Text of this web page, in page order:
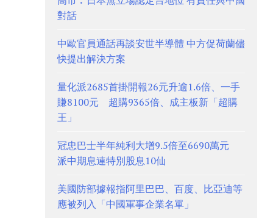
對話
中歐官員通話再談安世半導體 中方促荷蘭儘
快提出解決方案
量化派2685首掛開報26元升逾1.6倍、一手
賺8100元 超購9365倍、成主板新「超購
王」
冠忠巴士半年純利大增9.5倍至6690萬元
派中期息連特別股息10仙
美國防部據報指阿里巴巴、百度、比亞迪等
應被列入「中國軍事企業名單」